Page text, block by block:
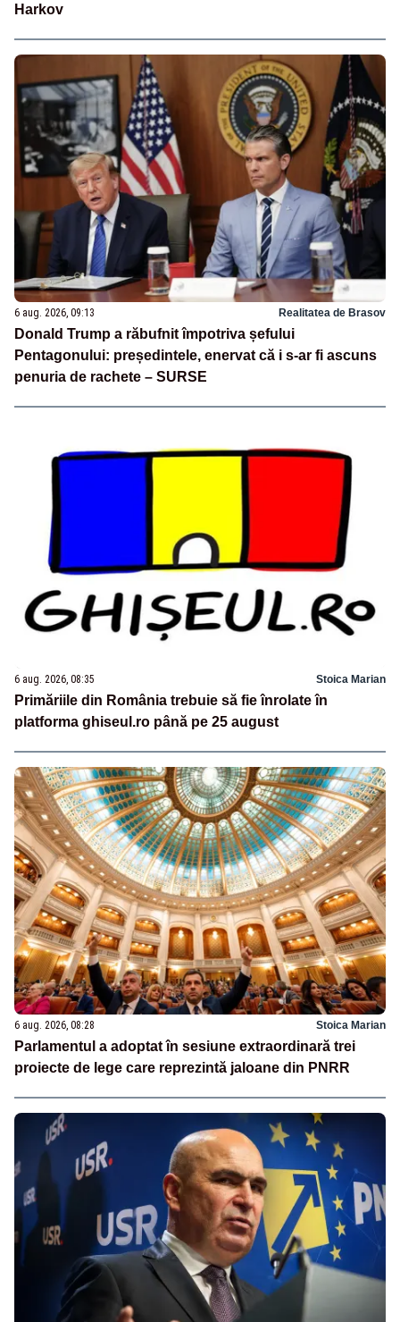
Harkov
6 aug. 2026, 09:13 Realitatea de Brasov
Donald Trump a răbufnit împotriva șefului
Pentagonului: președintele, enervat că i s-ar fi ascuns
penuria de rachete – SURSE
6 aug. 2026, 08:35 Stoica Marian
Primăriile din România trebuie să fie înrolate în
platforma ghiseul.ro până pe 25 august
6 aug. 2026, 08:28 Stoica Marian
Parlamentul a adoptat în sesiune extraordinară trei
proiecte de lege care reprezintă jaloane din PNRR